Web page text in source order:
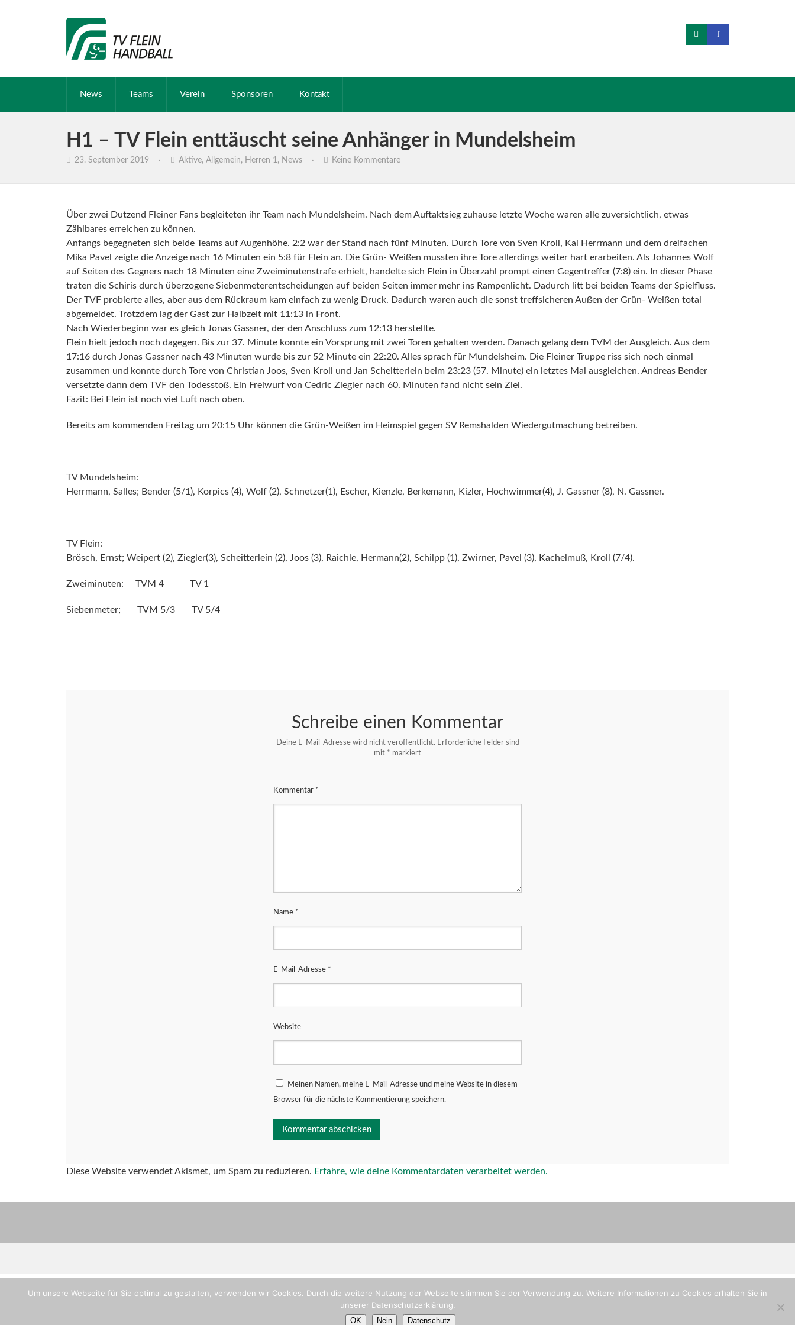
News Teams Verein Sponsoren Kontakt
H1 – TV Flein enttäuscht seine Anhänger in Mundelsheim
23. September 2019 · Aktive, Allgemein, Herren 1, News · Keine Kommentare
Über zwei Dutzend Fleiner Fans begleiteten ihr Team nach Mundelsheim. Nach dem Auftaktsieg zuhause letzte Woche waren alle zuversichtlich, etwas
Zählbares erreichen zu können.
Anfangs begegneten sich beide Teams auf Augenhöhe. 2:2 war der Stand nach fünf Minuten. Durch Tore von Sven Kroll, Kai Herrmann und dem dreifachen
Mika Pavel zeigte die Anzeige nach 16 Minuten ein 5:8 für Flein an. Die Grün- Weißen mussten ihre Tore allerdings weiter hart erarbeiten. Als Johannes Wolf
auf Seiten des Gegners nach 18 Minuten eine Zweiminutenstrafe erhielt, handelte sich Flein in Überzahl prompt einen Gegentreffer (7:8) ein. In dieser Phase
traten die Schiris durch überzogene Siebenmeterentscheidungen auf beiden Seiten immer mehr ins Rampenlicht. Dadurch litt bei beiden Teams der Spielfluss.
Der TVF probierte alles, aber aus dem Rückraum kam einfach zu wenig Druck. Dadurch waren auch die sonst treffsicheren Außen der Grün- Weißen total
abgemeldet. Trotzdem lag der Gast zur Halbzeit mit 11:13 in Front.
Nach Wiederbeginn war es gleich Jonas Gassner, der den Anschluss zum 12:13 herstellte.
Flein hielt jedoch noch dagegen. Bis zur 37. Minute konnte ein Vorsprung mit zwei Toren gehalten werden. Danach gelang dem TVM der Ausgleich. Aus dem
17:16 durch Jonas Gassner nach 43 Minuten wurde bis zur 52 Minute ein 22:20. Alles sprach für Mundelsheim. Die Fleiner Truppe riss sich noch einmal
zusammen und konnte durch Tore von Christian Joos, Sven Kroll und Jan Scheitterlein beim 23:23 (57. Minute) ein letztes Mal ausgleichen. Andreas Bender
versetzte dann dem TVF den Todesstoß. Ein Freiwurf von Cedric Ziegler nach 60. Minuten fand nicht sein Ziel.
Fazit: Bei Flein ist noch viel Luft nach oben.
Bereits am kommenden Freitag um 20:15 Uhr können die Grün-Weißen im Heimspiel gegen SV Remshalden Wiedergutmachung betreiben.
TV Mundelsheim:
Herrmann, Salles; Bender (5/1), Korpics (4), Wolf (2), Schnetzer(1), Escher, Kienzle, Berkemann, Kizler, Hochwimmer(4), J. Gassner (8), N. Gassner.
TV Flein:
Brösch, Ernst; Weipert (2), Ziegler(3), Scheitterlein (2), Joos (3), Raichle, Hermann(2), Schilpp (1), Zwirner, Pavel (3), Kachelmuß, Kroll (7/4).
Zweiminuten: TVM 4 TV 1
Siebenmeter; TVM 5/3 TV 5/4
Schreibe einen Kommentar
Deine E-Mail-Adresse wird nicht veröffentlicht. Erforderliche Felder sind
mit * markiert
Kommentar *
Name *
E-Mail-Adresse *
Website
Meinen Namen, meine E-Mail-Adresse und meine Website in diesem
Browser für die nächste Kommentierung speichern.
Diese Website verwendet Akismet, um Spam zu reduzieren. Erfahre, wie deine Kommentardaten verarbeitet werden.
Copyright © TV-Flein, Abteilung Handball
Um unsere Webseite für Sie optimal zu gestalten, verwenden wir Cookies. Durch die weitere Nutzung der Webseite stimmen Sie der Verwendung zu. Weitere Informationen zu Cookies erhalten Sie in
unserer Datenschutzerklärung.
OK Nein Datenschutz